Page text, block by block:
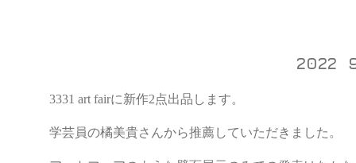
2022
3331 art fairに新作2点出品します。
学芸員の橘美貴さんから推薦していただきました。